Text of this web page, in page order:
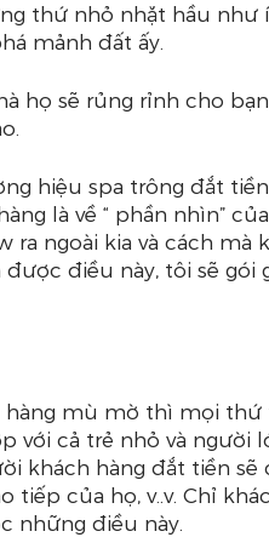
thứ nhỏ nhặt hầu như
mảnh đất ấy.
họ sẽ rủng rỉnh cho
hiệu spa trông đắt
là về “ phần nhìn” của
ngoài kia và cách mà
điều này, tôi sẽ gói
hàng mù mờ thì mọi thứ
với cả trẻ nhỏ và người
khách hàng đắt tiền sẽ
tiếp của họ, v..v. Chỉ
những điều này.